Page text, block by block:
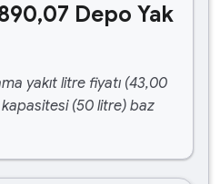
Depo Yak
yakıt litre fiyatı (43,00
(50 litre) baz